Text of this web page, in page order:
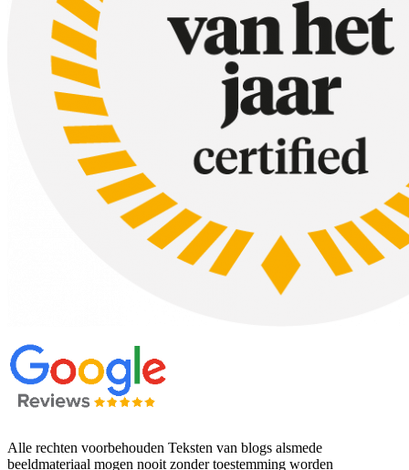
Alle rechten voorbehouden Teksten van blogs alsmede
beeldmateriaal mogen nooit zonder toestemming worden